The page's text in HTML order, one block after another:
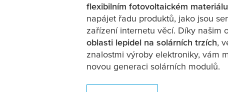
flexibilním fotovoltaickém materiálu
napájet řadu produktů, jako jsou
zařízení internetu věcí. Díky našim
oblasti lepidel na solárních trzích,
znalostmi výroby elektroniky, vám
novou generaci solárních modulů.